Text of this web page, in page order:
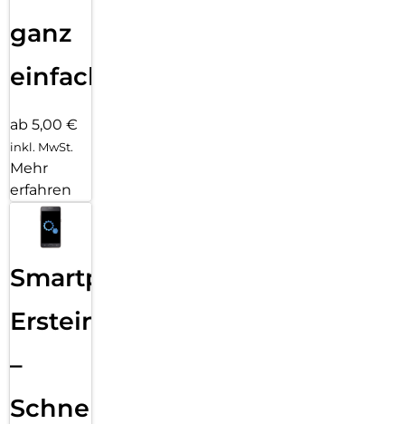
ganz
einfach
ab 5,00 €
inkl. MwSt.
Mehr
erfahren
Smartphone
Ersteinrichtung
–
Schnelle